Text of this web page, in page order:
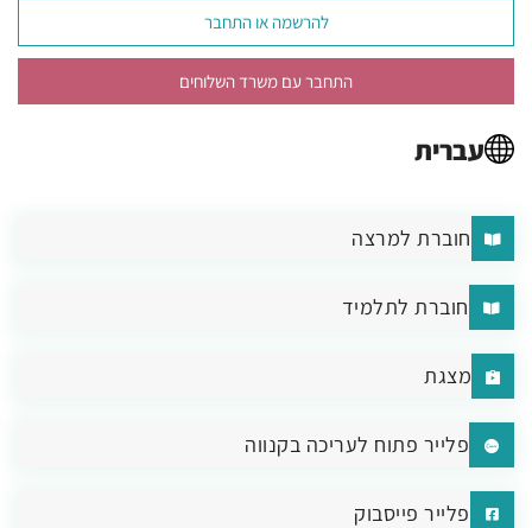
להרשמה או התחבר
התחבר עם משרד השלוחים
עברית
חוברת למרצה
חוברת לתלמיד
מצגת
פלייר פתוח לעריכה בקנווה
פלייר פייסבוק